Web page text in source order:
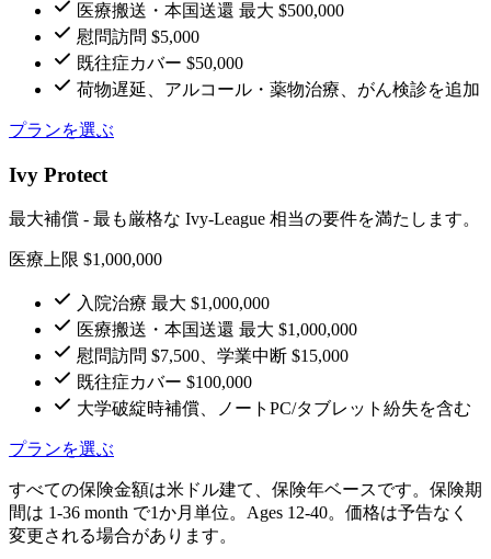
医療搬送・本国送還 最大 $500,000
慰問訪問 $5,000
既往症カバー $50,000
荷物遅延、アルコール・薬物治療、がん検診を追加
プランを選ぶ
Ivy Protect
最大補償 - 最も厳格な Ivy-League 相当の要件を満たします。
医療上限 $1,000,000
入院治療 最大 $1,000,000
医療搬送・本国送還 最大 $1,000,000
慰問訪問 $7,500、学業中断 $15,000
既往症カバー $100,000
大学破綻時補償、ノートPC/タブレット紛失を含む
プランを選ぶ
すべての保険金額は米ドル建て、保険年ベースです。保険期
間は 1-36 month で1か月単位。Ages 12-40。価格は予告なく
変更される場合があります。